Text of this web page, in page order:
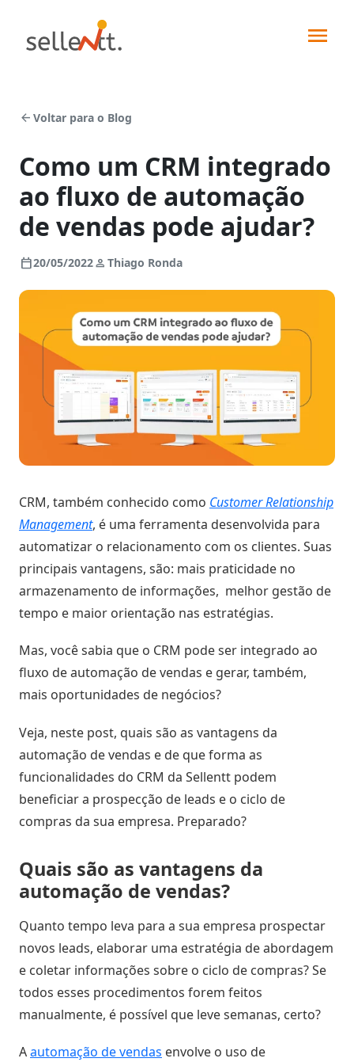
Soluções
de
vendas
Pedidos
Política
Comercial
Preço
Pedido
Flex
VPC
cota
/
Futuro
Trade
CRM
Gestão
de
Relacionamento
Indústrias
Distribuidores
ERPs
integrados
Métodos
Outras
soluções
integradas
Seja um
parceiro
integrado
Sellentt
Sellentt+
Blog
Indique
e
arrow_back Voltar para o Blog
Como um CRM integrado
ao fluxo de automação
de vendas pode ajudar?
calendar_today20/05/2022person Thiago Ronda
CRM, também conhecido como Customer Relationship
Management, é uma ferramenta desenvolvida para
automatizar o relacionamento com os clientes. Suas
principais vantagens, são: mais praticidade no
armazenamento de informações, melhor gestão de
tempo e maior orientação nas estratégias.
Mas, você sabia que o CRM pode ser integrado ao
fluxo de automação de vendas e gerar, também,
mais oportunidades de negócios?
Veja, neste post, quais são as vantagens da
automação de vendas e de que forma as
funcionalidades do CRM da Sellentt podem
beneficiar a prospecção de leads e o ciclo de
compras da sua empresa. Preparado?
Quais são as vantagens da
automação de vendas?
Quanto tempo leva para a sua empresa prospectar
novos leads, elaborar uma estratégia de abordagem
e coletar informações sobre o ciclo de compras? Se
todos esses procedimentos forem feitos
manualmente, é possível que leve semanas, certo?
Aautomação de vendas envolve o uso de